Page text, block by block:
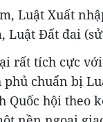
Luật Xuất
Luật Đất đai
rất tích cực
phủ chuẩn bị
Quốc hội theo